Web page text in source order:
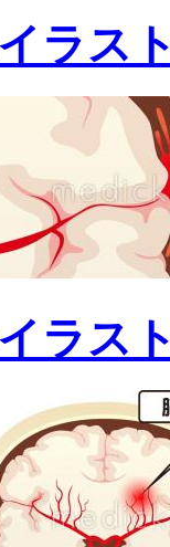
ラス
ラス